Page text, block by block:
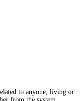
to anyone, living or